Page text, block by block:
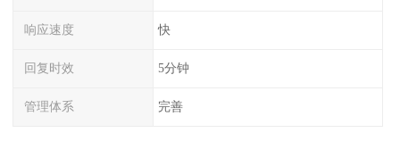
响应速度 快
回复时效 5分钟
管理体系 完善